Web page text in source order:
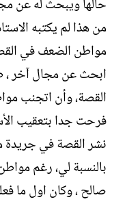
حالها ويبحث له عن
من هذا لم يكتبه
مواطن الضعف في
ابحث عن مجال آخر ،
القصة، وأن اتجنب
فرحت جدا بتعقيب
نشر القصة في
بالنسبة لي، رغم
صالح ، وكان اول ما